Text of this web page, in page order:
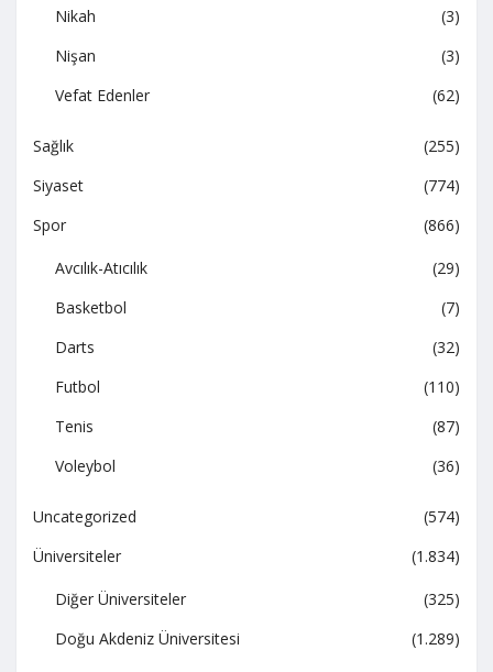
Nikah
(3)
Nişan
(3)
Vefat Edenler
(62)
Sağlık
(255)
Siyaset
(774)
Spor
(866)
Avcılık-Atıcılık
(29)
Basketbol
(7)
Darts
(32)
Futbol
(110)
Tenis
(87)
Voleybol
(36)
Uncategorized
(574)
Üniversiteler
(1.834)
Diğer Üniversiteler
(325)
Doğu Akdeniz Üniversitesi
(1.289)